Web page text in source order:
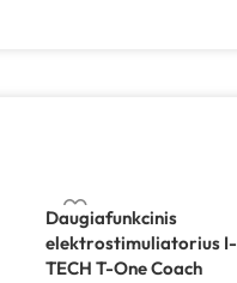
Daugiafunkcinis
elektrostimuliatorius I-
TECH T-One Coach